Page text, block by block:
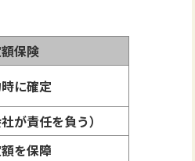
保険
に確定
が責任を負う）
を保障